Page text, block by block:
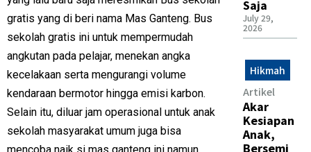
gratis yang di beri nama Mas Ganteng. Bus
sekolah gratis ini untuk mempermudah
angkutan pada pelajar, menekan angka
kecelakaan serta mengurangi volume
kendaraan bermotor hingga emisi karbon.
Selain itu, diluar jam operasional untuk anak
sekolah masyarakat umum juga bisa
Saja
July 29,
2026
Hikmah
Artikel
Akar
Kesiapan
Anak,
Bersemi